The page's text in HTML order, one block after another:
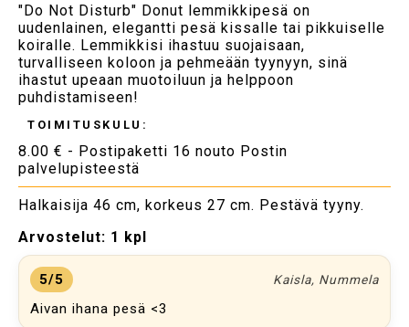
"Do Not Disturb" Donut lemmikkipesä on
uudenlainen, elegantti pesä kissalle tai pikkuiselle
koiralle. Lemmikkisi ihastuu suojaisaan,
turvalliseen koloon ja pehmeään tyynyyn, sinä
ihastut upeaan muotoiluun ja helppoon
puhdistamiseen!
TOIMITUSKULU:
8.00 € - Postipaketti 16 nouto Postin
palvelupisteestä
Halkaisija 46 cm, korkeus 27 cm. Pestävä tyyny.
Arvostelut: 1 kpl
5/5 Kaisla, Nummela
Aivan ihana pesä <3